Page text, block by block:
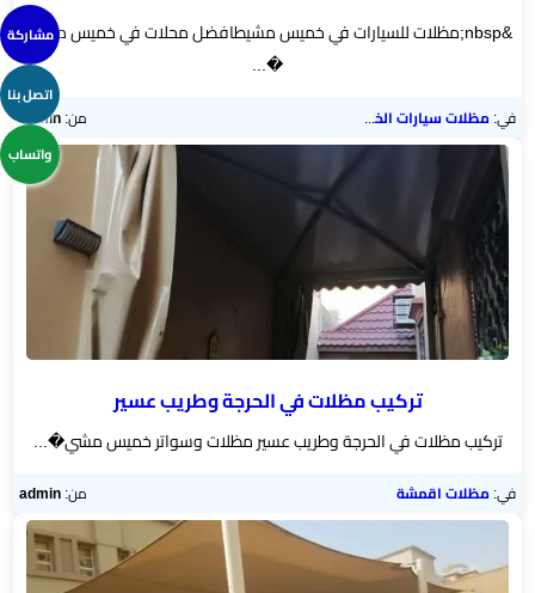
&nbsp;مظلات للسيارات في خميس مشيطافضل محلات في خميس مشيط
�...
في:مظلات سيارات الخميس من:admin
تركيب مظلات في الحرجة وطريب عسير
تركيب مظلات في الحرجة وطريب عسير مظلات وسواتر خميس مشي�...
في:مظلات اقمشة من:admin
مشاركة
اتصل بنا
واتساب